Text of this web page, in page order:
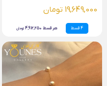
19,649,000 تومان
4 قسط هر قسط 4,912,250 تومان